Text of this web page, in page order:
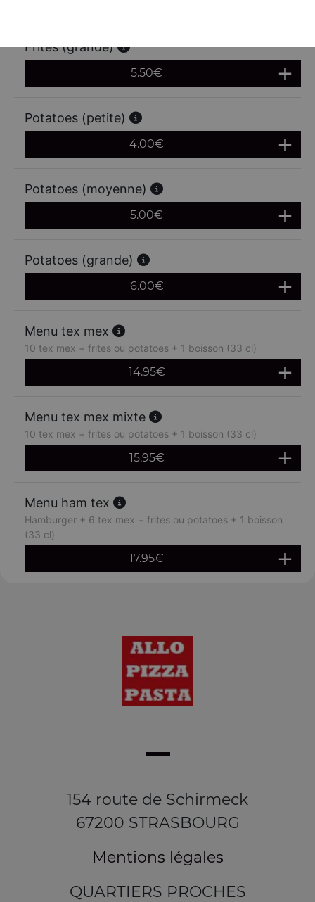
Frites (grande)
5.50€
Potatoes (petite)
4.00€
Potatoes (moyenne)
5.00€
Potatoes (grande)
6.00€
Menu tex mex
10 tex mex + frites ou potatoes + 1 boisson (33 cl)
14.95€
Menu tex mex mixte
10 tex mex + frites ou potatoes + 1 boisson (33 cl)
15.95€
Menu ham tex
Hamburger + 6 tex mex + frites ou potatoes + 1 boisson
(33 cl)
17.95€
154 route de Schirmeck
67200 STRASBOURG
Mentions légales
QUARTIERS PROCHES